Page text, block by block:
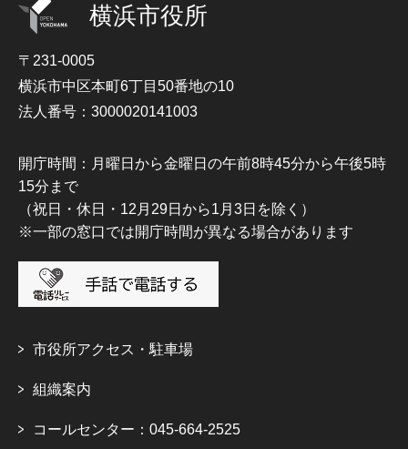
横浜市役所
〒231-0005
横浜市中区本町6丁目50番地の10
法人番号：3000020141003
開庁時間：月曜日から金曜日の午前8時45分から午後5時
15分まで
（祝日・休日・12月29日から1月3日を除く）
※一部の窓口では開庁時間が異なる場合があります
市役所アクセス・駐車場
組織案内
コールセンター：045-664-2525